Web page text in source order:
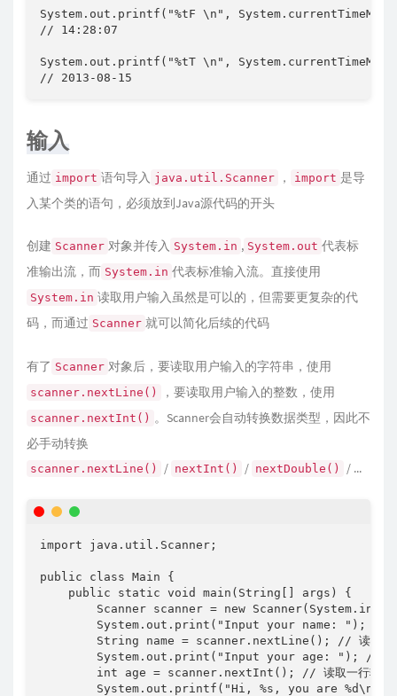
System.out.printf("%tF \n",
// 14:28:07
System.out.printf("%tT \n",
// 2013-08-15
输入
通过 import 语句导入 java.util.Scanner ， import 是导
入某个类的语句，必须放到Java源代码的开头
创建 Scanner 对象并传入 System.in , System.out 代表标
准输出流，而 System.in 代表标准输入流。直接使用
System.in 读取用户输入虽然是可以的，但需要更复杂的代
码，而通过 Scanner 就可以简化后续的代码
有了 Scanner 对象后，要读取用户输入的字符串，使用
scanner.nextLine() ，要读取用户输入的整数，使用
scanner.nextInt() 。Scanner会自动转换数据类型，因此不
必手动转换
scanner.nextLine() / nextInt() / nextDouble() / ...
import java.util.Scanner;
public class Main {
    public static void main(String[] args) {
Scanner scanner = new Scanner(System.in);
System.out.print("Input your name: "); //
String name = scanner.nextLine(); // 读取一行
System.out.print("Input your age: "); // 打
int age = scanner.nextInt(); // 读取一行输入
System.out.printf("Hi, %s, you are %d\n",